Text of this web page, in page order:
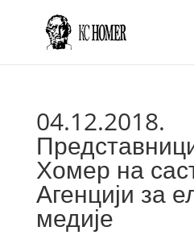
04.12.2018.
Хомер на
Агенцији за
медије